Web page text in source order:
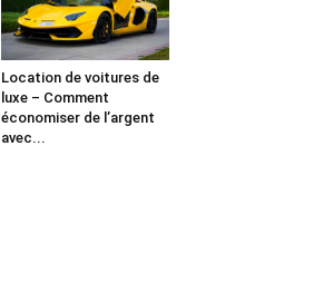
Location de voitures de
luxe – Comment
économiser de l’argent
avec...